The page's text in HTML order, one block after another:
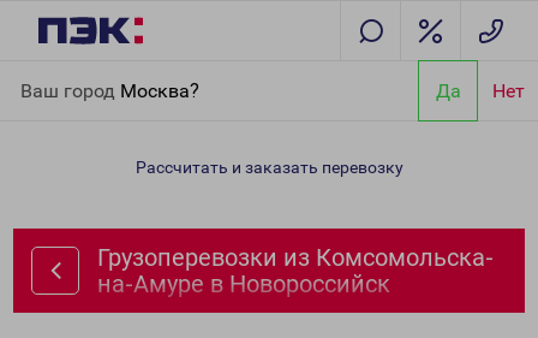
Ваш город Москва? Да Нет
Амуре в Новороссийск
Рассчитать и заказать перевозку
Грузоперевозки из Комсомольска-
на-Амуре в Новороссийск